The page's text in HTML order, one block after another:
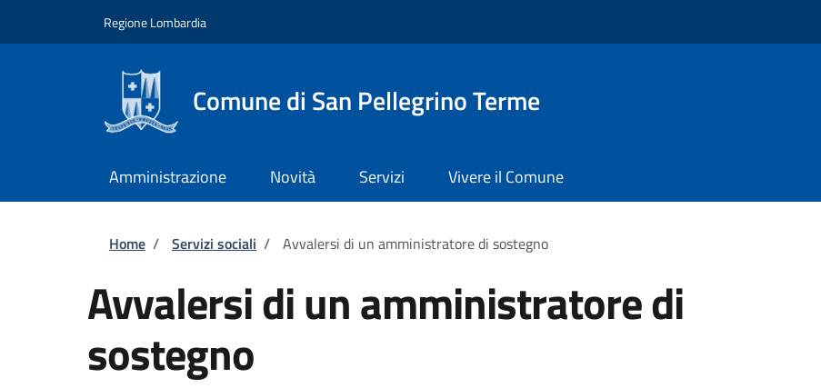
Regione Lombardia
Comune di San Pellegrino Terme
Amministrazione Novità Servizi Vivere il Comune
Briciole di pane
Home / Servizi sociali / Avvalersi di un amministratore di sostegno
Avvalersi di un amministratore di
sostegno